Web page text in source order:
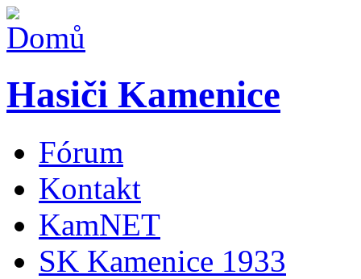
Hasiči Kamenice
Fórum
Kontakt
KamNET
SK Kamenice 1933